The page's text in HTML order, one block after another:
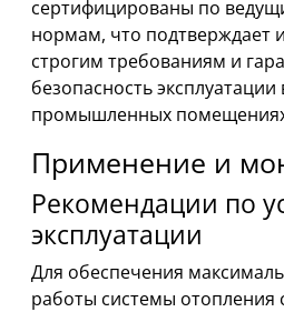
сертифицированы по
нормам, что подтверждает
строгим требованиям и
безопасность
промышленных
Применение и
Рекомендации по
эксплуатации
Для обеспечения
работы системы отопления